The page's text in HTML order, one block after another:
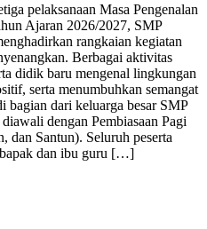
pelaksanaan Masa Pengenalan
Ajaran 2026/2027, SMP
rangkaian kegiatan
Berbagai aktivitas
didik baru mengenal lingkungan
serta menumbuhkan semangat
bagian dari keluarga besar SMP
dengan Pembiasaan Pagi
dan Santun). Seluruh peserta
dan ibu guru […]